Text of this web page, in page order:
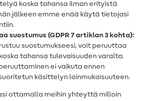
koska tahansa ilman erityistä
jälkeen emme enää käytä tietojasi
suostumus (GDPR 7 artiklan 3 kohta):
suostumukseesi, voit peruuttaa
tahansa tulevaisuuden varalta.
ei vaikuta ennen
käsittelyn lainmukaisuuteen.
ottamalla meihin yhteyttä milloin